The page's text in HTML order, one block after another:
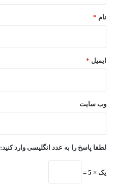
نام *
ایمیل *
وب‌ سایت
لطفا پاسخ را به عدد انگلیسی وارد کنید:
یک × 5 =